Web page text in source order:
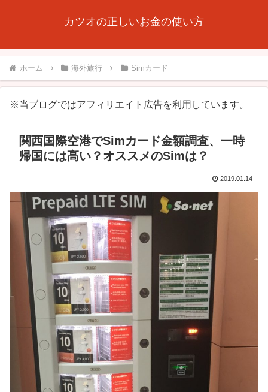
カツオの正しいお金の使い方
ホーム 海外旅行 Simカード
※当ブログではアフィリエイト広告を利用しています。
関西国際空港でSimカード金額調査、一時
帰国には高い？オススメのSimは？
2019.01.14